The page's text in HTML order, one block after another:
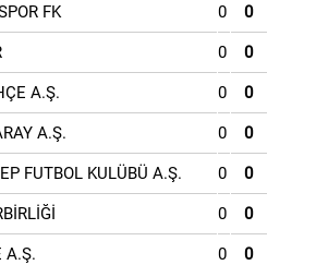
FK 0 0
0 0
A.Ş. 0 0
A.Ş. 0 0
FUTBOL KULÜBÜ A.Ş. 0 0
0 0
A.Ş. 0 0